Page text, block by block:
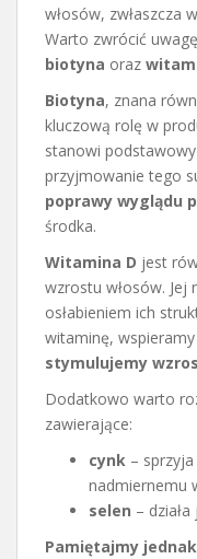
włosów, zwłaszcza
Warto zwrócić
biotyna oraz
Biotyna, znana
kluczową rolę w
stanowi
przyjmowanie tego
poprawy wyglądu
środka.
Witamina D jest
wzrostu włosów.
osłabieniem ich
witaminę, wspieramy
stymulujemy
Dodatkowo warto
zawierające:
cynk –
nadmiernemu
selen –
Pamiętajmy